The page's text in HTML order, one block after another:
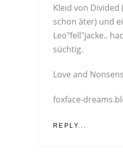
Kleid von Divided
schon äter) und
Leo"fell"jacke..
süchtig.
Love and
foxface-
REPLY...